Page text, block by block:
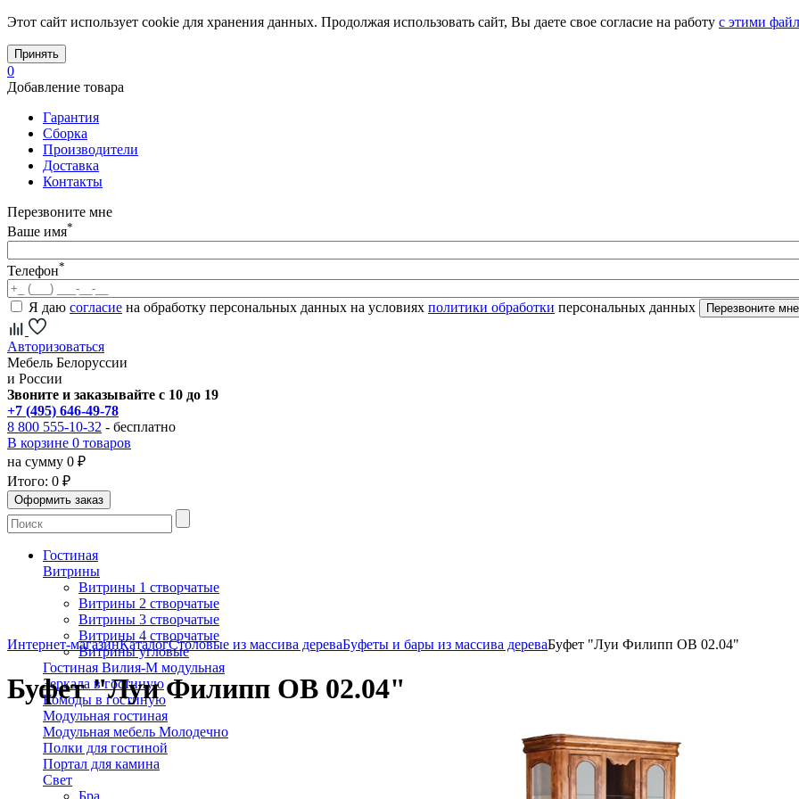
Этот сайт использует cookie для хранения данных. Продолжая использовать сайт, Вы даете свое согласие на работу с этими
Принять
0
Добавление товара
Гарантия
Сборка
Производители
Доставка
Контакты
Перезвоните мне
Ваше имя*
Телефон*
Я даю согласие на обработку персональных данных на условиях политики обработки персональных данных
Авторизоваться
Мебель Белоруссии
и России
Звоните и заказывайте с 10 до 19
+7 (495) 646-49-78
8 800 555-10-32 - бесплатно
В корзине 0 товаров
на сумму 0 ₽
Итого: 0 ₽
Гостиная
Витрины
Витрины 1 створчатые
Витрины 2 створчатые
Витрины 3 створчатые
Витрины 4 створчатые
Витрины угловые
Гостиная Вилия-М модульная
Зеркала в гостиную
Комоды в гостиную
Модульная гостиная
Модульная мебель Молодечно
Полки для гостиной
Портал для камина
Свет
Интернет-магазинКаталогСтоловые из массива дереваБуфеты и бары из массива дереваБуфет "Луи Филипп ОВ 02.04"
Буфет "Луи Филипп ОВ 02.04"